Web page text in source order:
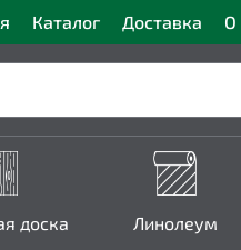
Каталог Доставка О
доска Линолеум